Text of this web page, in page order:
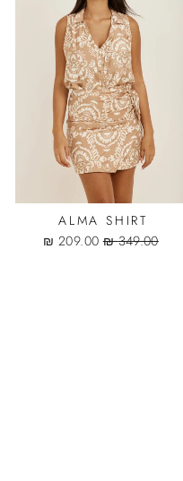
ALMA SHIRT
Regular
349.00 ₪
Sale
209.00 ₪